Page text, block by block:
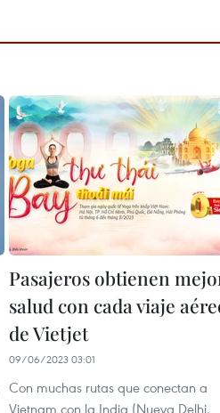
Pasajeros obtienen
salud con cada viaje
de Vietjet
09/06/2023 03:01
Con muchas rutas que conectan a
Vietnam con la India (Nueva Delhi,